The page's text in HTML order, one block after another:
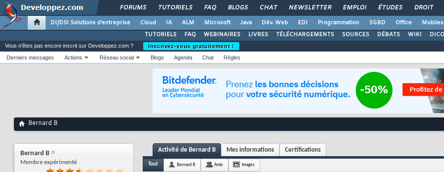
FORUMS TUTORIELS FAQ BLOGS CHAT NEWSLETTER EMPLOI ÉTUDES DROIT
DI/DSI Solutions d'entreprise Cloud IA ALM Microsoft Java Dév. Web EDI Programmation SGBD Office Mobiles
TUTORIELS
FAQ WEBINAIRES LIVRES TÉLÉCHARGEMENTS SOURCES DÉBATS WIKI DICO
Vous n'êtes pas encore inscrit sur Developpez.com ?
Inscrivez-vous gratuitement !
Derniers messages
Actions Réseau social Blogs Agenda Chat Règles
Bernard B
Bernard B
Membre expérimenté
Activité de Bernard B Mes informations Certifications
Tout Bernard B Amis Images